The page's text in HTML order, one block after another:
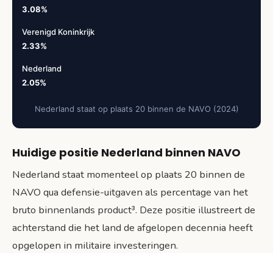
3.08%
Verenigd Koninkrijk
2.33%
Nederland
2.05%
Nederland staat op plaats 20 binnen de NAVO (2024)
Huidige positie Nederland binnen NAVO
Nederland staat momenteel op plaats 20 binnen de
NAVO qua defensie-uitgaven als percentage van het
bruto binnenlands product³. Deze positie illustreert de
achterstand die het land de afgelopen decennia heeft
opgelopen in militaire investeringen.